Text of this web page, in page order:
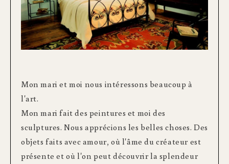
Mon mari et moi nous intéressons beaucoup à
l'art.
Mon mari fait des peintures et moi des
sculptures. Nous apprécions les belles choses. Des
objets faits avec amour, où l'âme du créateur est
présente et où l'on peut découvrir la splendeur